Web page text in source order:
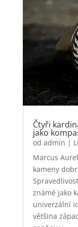
Čtyři
jako
od admin |
Marcus
kameny
známé jako
univerzální
většina